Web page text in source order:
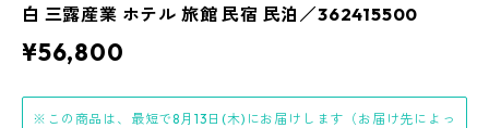
白 三露産業 ホテル 旅館 民宿 民泊／362415500
¥56,800
※この商品は、最短で8月13日(木)にお届けします（お届け先によっ